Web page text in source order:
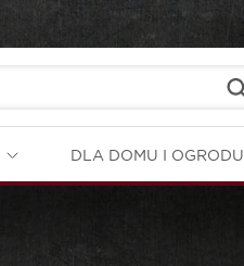
DLA DOMU I OGRODU